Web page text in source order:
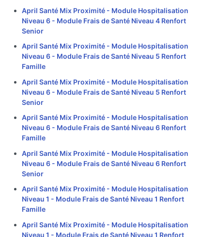
April Santé Mix Proximité - Module Hospitalisation
Niveau 6 - Module Frais de Santé Niveau 4 Renfort
Senior
April Santé Mix Proximité - Module Hospitalisation
Niveau 6 - Module Frais de Santé Niveau 5 Renfort
Famille
April Santé Mix Proximité - Module Hospitalisation
Niveau 6 - Module Frais de Santé Niveau 5 Renfort
Senior
April Santé Mix Proximité - Module Hospitalisation
Niveau 6 - Module Frais de Santé Niveau 6 Renfort
Famille
April Santé Mix Proximité - Module Hospitalisation
Niveau 6 - Module Frais de Santé Niveau 6 Renfort
Senior
April Santé Mix Proximité - Module Hospitalisation
Niveau 1 - Module Frais de Santé Niveau 1 Renfort
Famille
April Santé Mix Proximité - Module Hospitalisation
Niveau 1 - Module Frais de Santé Niveau 1 Renfort